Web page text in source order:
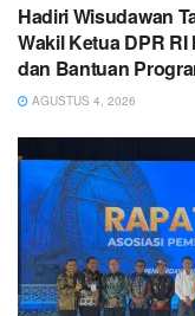
Hadiri Wisudawan
Wakil Ketua DPR
dan Bantuan
AGUSTUS 4, 2026